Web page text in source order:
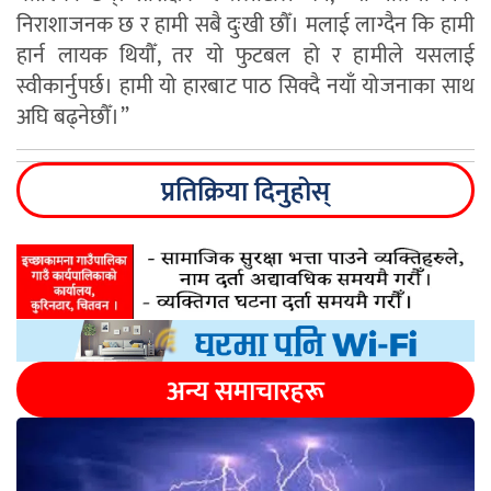
निराशाजनक छ र हामी सबै दुःखी छौँ। मलाई लाग्दैन कि हामी
हार्न लायक थियौँ, तर यो फुटबल हो र हामीले यसलाई
स्वीकार्नुपर्छ। हामी यो हारबाट पाठ सिक्दै नयाँ योजनाका साथ
अघि बढ्नेछौँ।”
प्रतिक्रिया दिनुहोस्
अन्य समाचारहरू